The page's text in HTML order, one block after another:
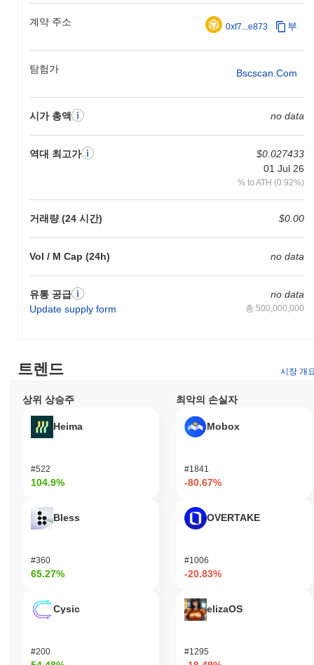
계약 주소 0xf7...e873 부
탐험가 Bscscan.com
시가 총액 no data
역대 최고가
$0.027433
01 Jul 26
% to ATH (0.92%)
거래량 (24 시간) $0.00
Vol / M Cap (24h) no data
유통 공급
Update supply form
no data
총:500,000,000
트렌드 시장 개
상위 상승주
Heima
#522
104.9%
Bless
#360
65.27%
Cysic
#200
최악의 손실자
Mobox
#1841
-80.67%
OVERTAKE
#1006
-20.83%
elizaOS
#1295